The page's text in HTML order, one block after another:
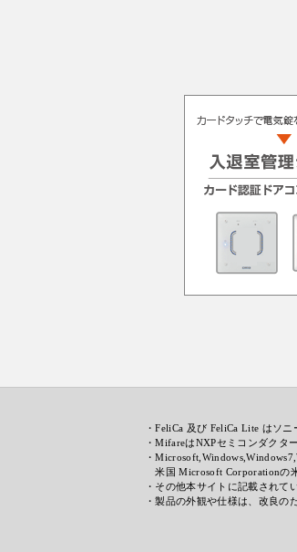
・FeliCa 及び FeliCa Lite はソ
・MifareはNXPセミコンダクタ
・
米国 Microsoft Corporationの
・その他本サイトに記載されて
・製品の外観や仕様は、改良の